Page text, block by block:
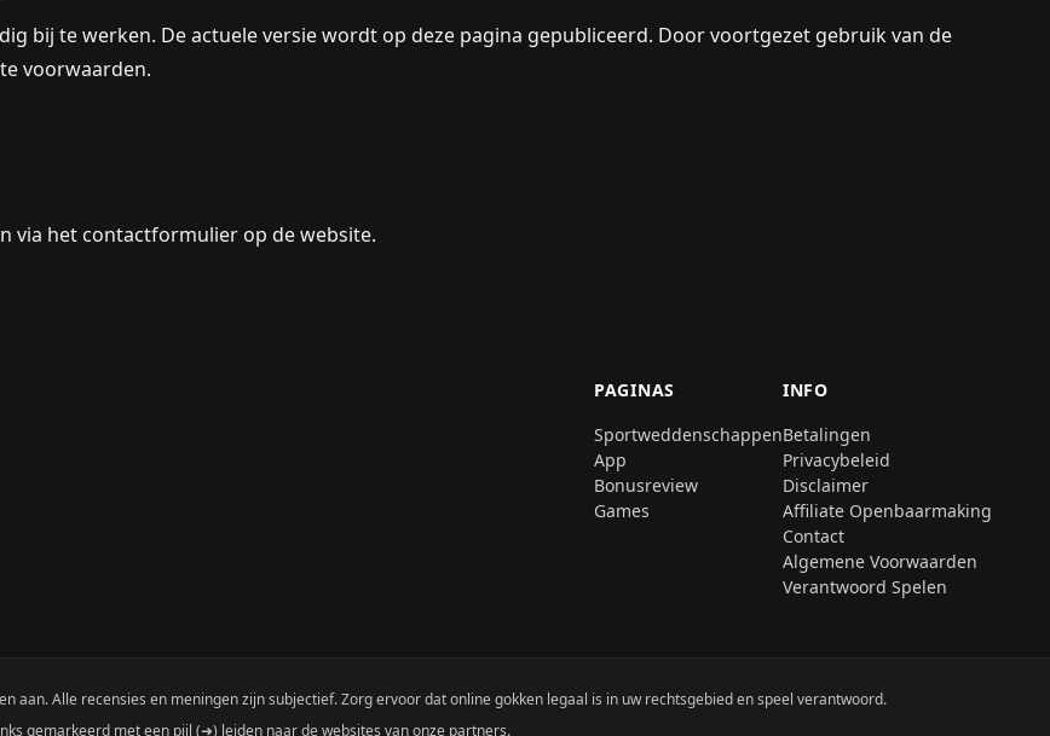
bij te werken. De actuele versie wordt op deze pagina gepubliceerd. Door voortgezet gebruik van de
voorwaarden.
via het contactformulier op de website.
PAGINAS
Sportweddenschappen
App
Bonusreview
Games
INFO
Betalingen
Privacybeleid
Disclaimer
Affiliate Openbaarmaking
Contact
Algemene Voorwaarden
Verantwoord Spelen
aan. Alle recensies en meningen zijn subjectief. Zorg ervoor dat online gokken legaal is in uw rechtsgebied en speel verantwoord.
gemarkeerd met een pijl (➜) leiden naar de websites van onze partners.